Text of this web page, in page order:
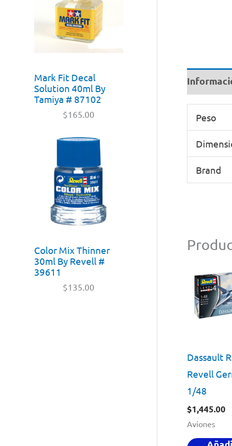
Mark Fit Decal
Solution 40ml By
Tamiya # 87102
$165.00
Color Mix Thinner
30ml By Revell #
39611
$135.00
Peso
Brand
Dassault
Revell
1/48
$1,445.00
Aviones